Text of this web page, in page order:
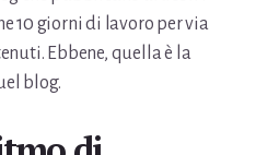
10 giorni di lavoro per via
Ebbene, quella è la
blog.